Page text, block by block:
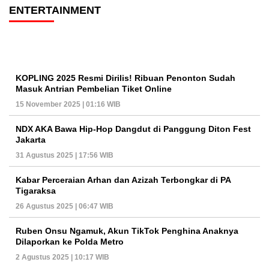
ENTERTAINMENT
KOPLING 2025 Resmi Dirilis! Ribuan Penonton Sudah
Masuk Antrian Pembelian Tiket Online
15 November 2025 | 01:16 WIB
NDX AKA Bawa Hip-Hop Dangdut di Panggung Diton Fest
Jakarta
31 Agustus 2025 | 17:56 WIB
Kabar Perceraian Arhan dan Azizah Terbongkar di PA
Tigaraksa
26 Agustus 2025 | 06:47 WIB
Ruben Onsu Ngamuk, Akun TikTok Penghina Anaknya
Dilaporkan ke Polda Metro
2 Agustus 2025 | 10:17 WIB